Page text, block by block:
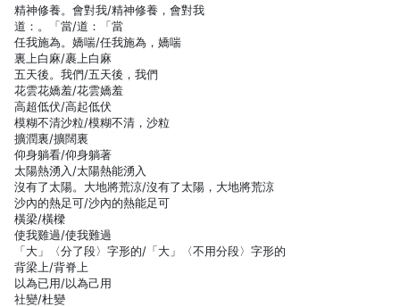
精神修養。會對我/精神修養，會對我
道：。「當/道：「當
任我施為。嬌喘/任我施為，嬌喘
裏上白麻/裹上白麻
五天後。我們/五天後，我們
花雲花嬌羞/花雲嬌羞
高超低伏/高起低伏
模糊不清沙粒/模糊不清，沙粒
擴潤裏/擴闊裏
仰身躺看/仰身躺著
太陽熱湧入/太陽熱能湧入
沒有了太陽。大地將荒涼/沒有了太陽，大地將荒涼
沙內的熱足可/沙內的熱能足可
橫梁/橫樑
使我雞過/使我難過
「大」〈分了段〉字形的/「大」〈不用分段〉字形的
背梁上/背脊上
以為已用/以為己用
社變/杜變